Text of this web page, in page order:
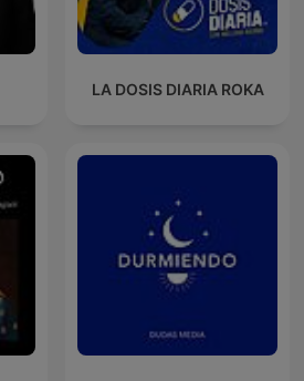
LA DOSIS DIARIA ROKA